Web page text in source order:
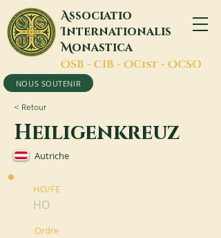
Associatio
Internationalis
Monastica
OSB - CIB - OCist - OCSO
NOUS SOUTENIR
< Retour
Heiligenkreuz
Autriche
HO/FE
HO
Ordre